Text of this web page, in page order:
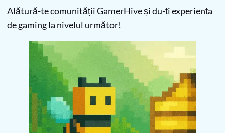
Alătură-te comunității GamerHive și du-ți experiența
de gaming la nivelul următor!